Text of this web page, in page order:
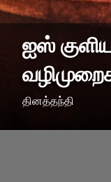
ஐஸ்
தினத்தந்தி